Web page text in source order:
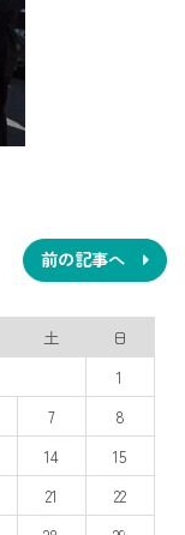
前の記事へ
土
日
1
7
8
14
15
21
22